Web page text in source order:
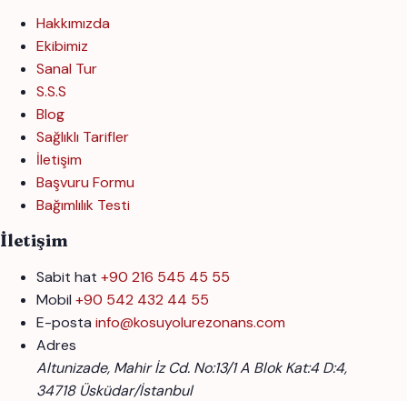
Hakkımızda
Ekibimiz
Sanal Tur
S.S.S
Blog
Sağlıklı Tarifler
İletişim
Başvuru Formu
Bağımlılık Testi
İletişim
Sabit hat +90 216 545 45 55
Mobil +90 542 432 44 55
E-posta info@kosuyolurezonans.com
Adres
Altunizade, Mahir İz Cd. No:13/1 A Blok Kat:4 D:4,
34718 Üsküdar/İstanbul